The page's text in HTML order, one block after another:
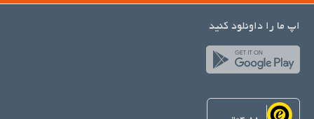
اپ ما را داونلود کنید